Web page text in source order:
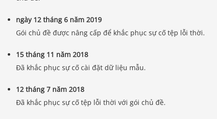
ngày 12 tháng 6 năm 2019
Gói chủ đề được nâng cấp để khắc phục sự cố tệp lỗi thời.
15 tháng 11 năm 2018
Đã khắc phục sự cố cài đặt dữ liệu mẫu.
12 tháng 7 năm 2018
Đã khắc phục sự cố tệp lỗi thời với gói chủ đề.